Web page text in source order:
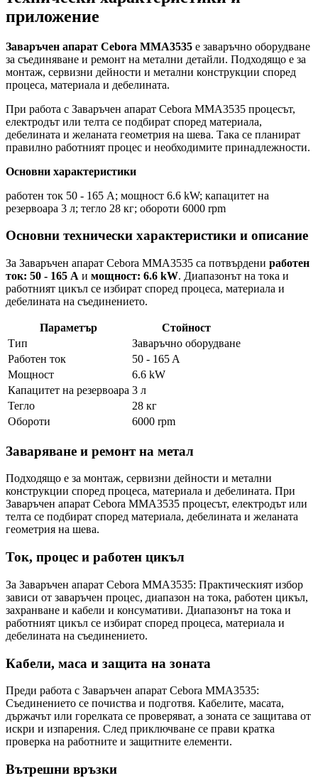
приложение
Заваръчен апарат Cebora MMA3535 е заваръчно оборудване
за съединяване и ремонт на метални детайли. Подходящо е за
монтаж, сервизни дейности и метални конструкции според
процеса, материала и дебелината.
При работа с Заваръчен апарат Cebora MMA3535 процесът,
електродът или телта се подбират според материала,
дебелината и желаната геометрия на шева. Така се планират
правилно работният процес и необходимите принадлежности.
Основни характеристики
работен ток 50 - 165 A; мощност 6.6 kW; капацитет на
резервоара 3 л; тегло 28 кг; обороти 6000 rpm
Основни технически характеристики и описание
За Заваръчен апарат Cebora MMA3535 са потвърдени работен
ток: 50 - 165 A и мощност: 6.6 kW. Диапазонът на тока и
работният цикъл се избират според процеса, материала и
дебелината на съединението.
Параметър
Стойност
Тип
Заваръчно оборудване
Работен ток
50 - 165 A
Мощност
6.6 kW
Капацитет на резервоара 3 л
Тегло
28 кг
Обороти
6000 rpm
Заваряване и ремонт на метал
Подходящо е за монтаж, сервизни дейности и метални
конструкции според процеса, материала и дебелината. При
Заваръчен апарат Cebora MMA3535 процесът, електродът или
телта се подбират според материала, дебелината и желаната
геометрия на шева.
Ток, процес и работен цикъл
За Заваръчен апарат Cebora MMA3535: Практическият избор
зависи от заваръчен процес, диапазон на тока, работен цикъл,
захранване и кабели и консумативи. Диапазонът на тока и
работният цикъл се избират според процеса, материала и
дебелината на съединението.
Кабели, маса и защита на зоната
Преди работа с Заваръчен апарат Cebora MMA3535:
Съединението се почиства и подготвя. Кабелите, масата,
държачът или горелката се проверяват, а зоната се защитава от
искри и изпарения. След приключване се прави кратка
проверка на работните и защитните елементи.
Вътрешни връзки